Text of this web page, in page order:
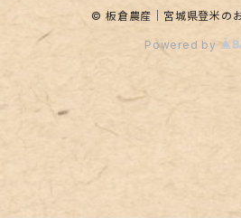
お米 5Kg
とうもろこし
© 板倉農産｜宮城県登米の
Powered by